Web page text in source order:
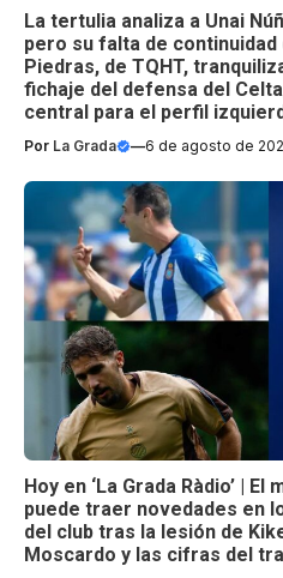
La tertulia analiza a Unai
pero su falta de continuidad
Piedras, de TQHT,
fichaje del defensa del
central para el perfil
Por La Grada —6 de agosto de
Hoy en ‘La Grada Ràdio’ | El
puede traer novedades en
del club tras la lesión de
Moscardo y las cifras del